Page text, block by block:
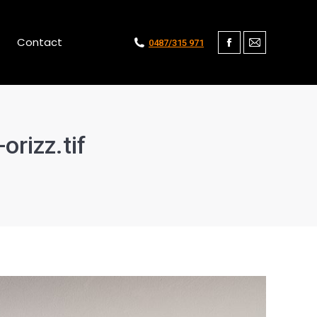
Contact 0487/315 971
Facebook
Mail
orizz.tif